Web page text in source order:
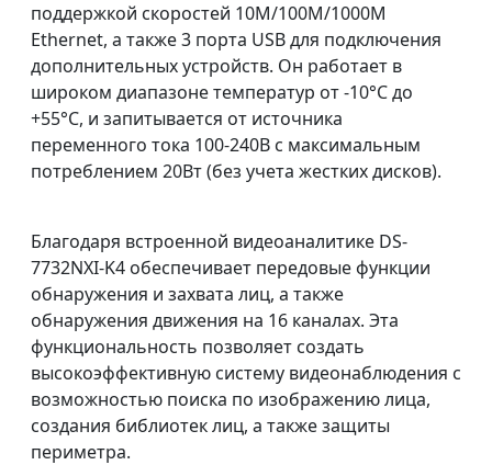
поддержкой скоростей 10M/100M/1000M
Ethernet, а также 3 порта USB для подключения
дополнительных устройств. Он работает в
широком диапазоне температур от -10°C до
+55°C, и запитывается от источника
переменного тока 100-240В с максимальным
потреблением 20Вт (без учета жестких дисков).
Благодаря встроенной видеоаналитике DS-
7732NXI-K4 обеспечивает передовые функции
обнаружения и захвата лиц, а также
обнаружения движения на 16 каналах. Эта
функциональность позволяет создать
высокоэффективную систему видеонаблюдения с
возможностью поиска по изображению лица,
создания библиотек лиц, а также защиты
периметра.